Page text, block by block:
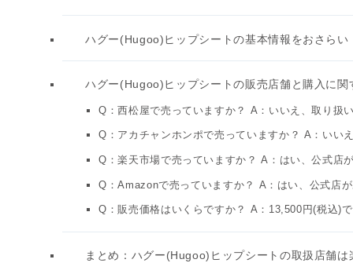
ハグー(Hugoo)ヒップシートの基本情報をおさらい
ハグー(Hugoo)ヒップシートの販売店舗と購入に関
Q：西松屋で売っていますか？ A：いいえ、取り扱
Q：アカチャンホンポで売っていますか？ A：いい
Q：楽天市場で売っていますか？ A：はい、公式店
Q：Amazonで売っていますか？ A：はい、公式店
Q：販売価格はいくらですか？ A：13,500円(税込)
まとめ：ハグー(Hugoo)ヒップシートの取扱店舗